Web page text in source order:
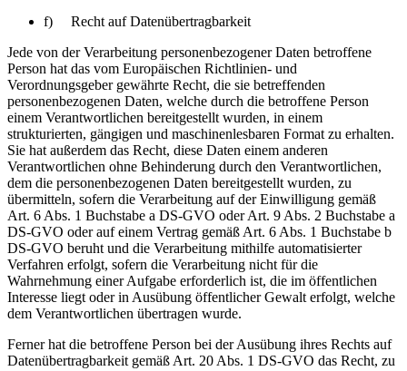
f) Recht auf Datenübertragbarkeit
Jede von der Verarbeitung personenbezogener Daten betroffene
Person hat das vom Europäischen Richtlinien- und
Verordnungsgeber gewährte Recht, die sie betreffenden
personenbezogenen Daten, welche durch die betroffene Person
einem Verantwortlichen bereitgestellt wurden, in einem
strukturierten, gängigen und maschinenlesbaren Format zu erhalten.
Sie hat außerdem das Recht, diese Daten einem anderen
Verantwortlichen ohne Behinderung durch den Verantwortlichen,
dem die personenbezogenen Daten bereitgestellt wurden, zu
übermitteln, sofern die Verarbeitung auf der Einwilligung gemäß
Art. 6 Abs. 1 Buchstabe a DS-GVO oder Art. 9 Abs. 2 Buchstabe a
DS-GVO oder auf einem Vertrag gemäß Art. 6 Abs. 1 Buchstabe b
DS-GVO beruht und die Verarbeitung mithilfe automatisierter
Verfahren erfolgt, sofern die Verarbeitung nicht für die
Wahrnehmung einer Aufgabe erforderlich ist, die im öffentlichen
Interesse liegt oder in Ausübung öffentlicher Gewalt erfolgt, welche
dem Verantwortlichen übertragen wurde.
Ferner hat die betroffene Person bei der Ausübung ihres Rechts auf
Datenübertragbarkeit gemäß Art. 20 Abs. 1 DS-GVO das Recht, zu